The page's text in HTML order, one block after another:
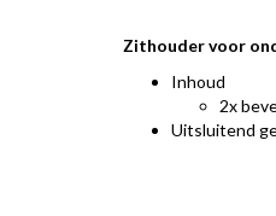
Zithouder voor
Inhoud
2x
Uitsluitend